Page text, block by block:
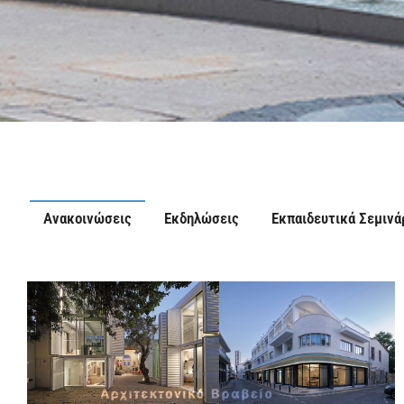
Ενθάρρυνση και
Ανακοινώσεις Εκδηλώσεις Εκπαιδευτικά